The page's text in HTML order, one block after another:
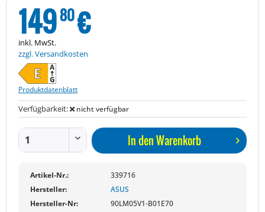
14980€
inkl. MwSt.
zzgl. Versandkosten
Produktdatenblatt
Verfügbarkeit: nicht verfügbar
In denWarenkorb
Artikel-Nr.:
339716
Hersteller:
ASUS
Hersteller-Nr:
90LM05V1-B01E70